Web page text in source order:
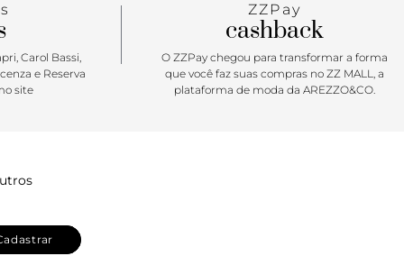
Carol Bassi,
e Reserva
site
ZZPay
cashback
O ZZPay chegou para transformar a forma
que você faz suas compras no ZZ MALL, a
plataforma de moda da AREZZO&CO.